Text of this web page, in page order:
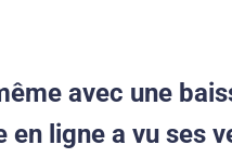
avec une
en ligne a vu ses